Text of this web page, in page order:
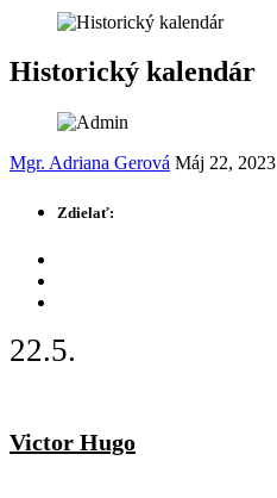
Historický kalendár
Mgr. Adriana Gerová Máj 22, 2023
Zdielať:
22.5.
Victor Hugo